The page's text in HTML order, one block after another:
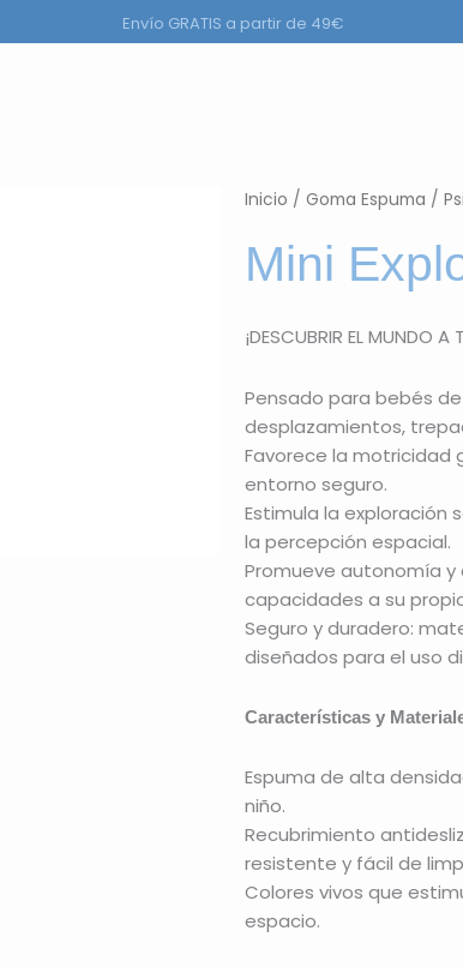
Envío GRATIS a partir de 49€
Inicio / Goma Espuma /
Mini
¡DESCUBRIR EL MUNDO A
Pensado para bebés
desplazamientos,
Favorece la motricidad
entorno seguro.
Estimula la exploración
la percepción espacial.
Promueve autonomía y
capacidades a su
Seguro y duradero:
diseñados para el uso
Características y
Espuma de alta
niño.
Recubrimiento
resistente y fácil de
Colores vivos que
espacio.